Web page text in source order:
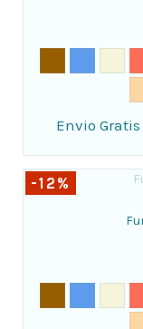
Envio Gratis
-12%